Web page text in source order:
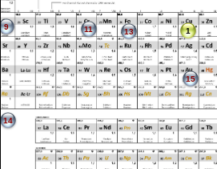
1
9 11 13
14
15